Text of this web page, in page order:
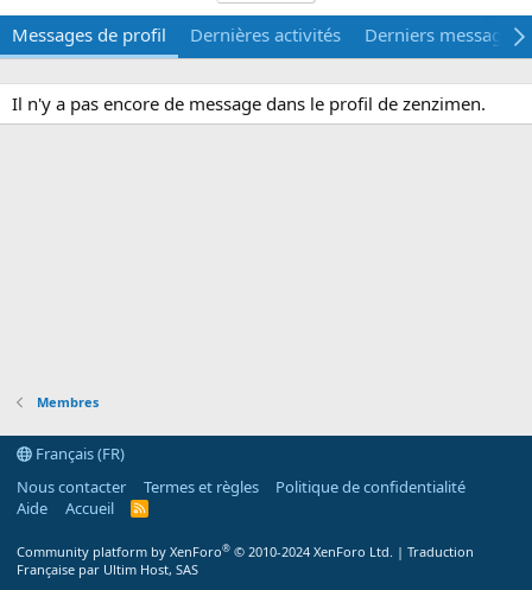
Messages de profil Dernières activités Derniers messages
Il n'y a pas encore de message dans le profil de zenzimen.
Membres
Français (FR)
Nous contacter
Termes et règles
Politique de confidentialité
Aide
Accueil
R
Community platform by XenForo® © 2010-2024 XenForo Ltd. | Traduction
Française par Ultim Host, SAS